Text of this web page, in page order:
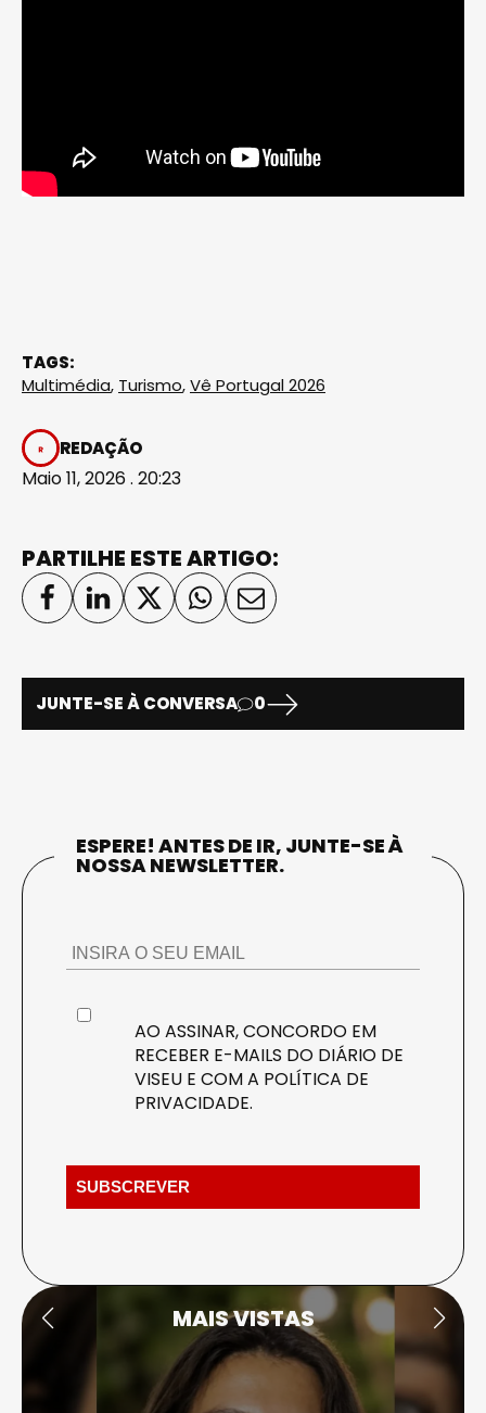
TAGS:
Multimédia, Turismo,Vê Portugal 2026
REDAÇÃO
Maio 11, 2026 . 20:23
PARTILHE ESTE ARTIGO:
JUNTE-SE À CONVERSA 0
ESPERE! ANTES DE IR, JUNTE-SE À
NOSSA NEWSLETTER.
AO ASSINAR, CONCORDO EM
RECEBER E-MAILS DO DIÁRIO DE
VISEU E COM A POLÍTICA DE
PRIVACIDADE.
MAIS VISTAS